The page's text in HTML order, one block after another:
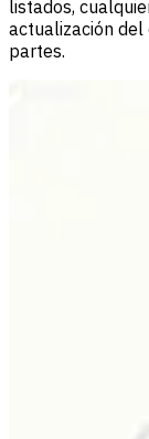
listados,
actualización
partes.